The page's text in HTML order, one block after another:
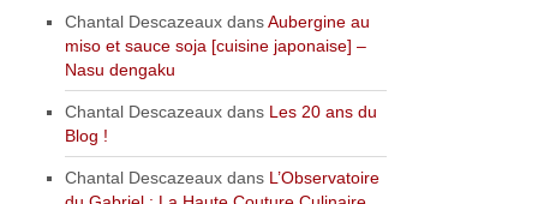
Chantal Descazeaux dansAubergine au
miso et sauce soja [cuisine japonaise] –
Nasu dengaku
Chantal Descazeaux dans Les 20 ans du
Blog !
Chantal Descazeaux dans L’Observatoire